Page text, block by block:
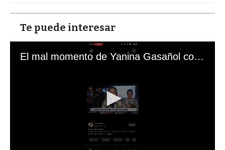
Te puede interesar
El mal momento de Yanina Gasañol con un hincha argentino en "Subrayado"